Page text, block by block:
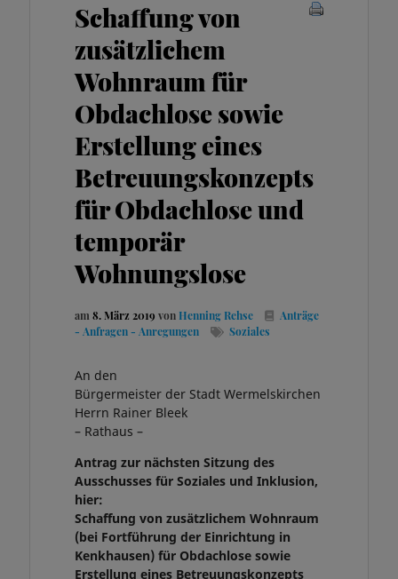
Schaffung von
zusätzlichem
Wohnraum für
Obdachlose sowie
Erstellung eines
Betreuungskonzepts
für Obdachlose und
temporär
Wohnungslose
am8. März 2019 von Henning Rehse
Anträge
- Anfragen - Anregungen
Soziales
An den
Bürgermeister der Stadt Wermelskirchen
Herrn Rainer Bleek
– Rathaus –
Antrag zur nächsten Sitzung des
Ausschusses für Soziales und Inklusion,
hier:
Schaffung von zusätzlichem Wohnraum
(bei Fortführung der Einrichtung in
Kenkhausen) für Obdachlose sowie
Erstellung eines Betreuungskonzepts